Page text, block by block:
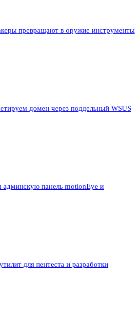
превращают в оружие инструменты
домен через поддельный WSUS
админскую панель motionEye и
для пентеста и разработки